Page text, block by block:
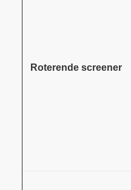
Roterende screener